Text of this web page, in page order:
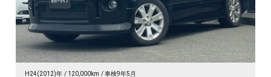
H24(2012)年 120,000km 車検9年5月